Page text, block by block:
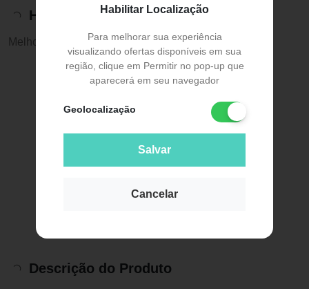
Habilitar Localização
Para melhorar sua experiência
visualizando ofertas disponíveis em sua
região, clique em Permitir no pop-up que
aparecerá em seu navegador
Geolocalização
Salvar
Cancelar
Histórico de preços
Melhor preço: R$ 34,65
Descrição do Produto